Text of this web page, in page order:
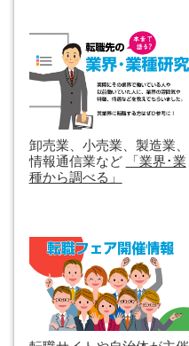
卸売業、小売業、製造業、
情報通信業など
「業界･業
種から調べる」